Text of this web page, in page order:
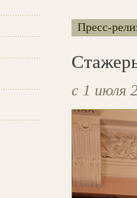
Пресс-
с 1 июля